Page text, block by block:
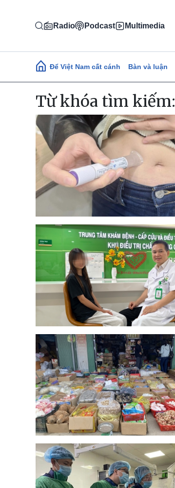
Radio Podcast Multimedia
Main navigation
Để Việt Nam cất cánh Bàn và luận
Từ khóa tìm kiếm: